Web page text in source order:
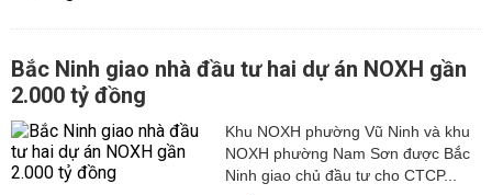
Bắc Ninh giao nhà đầu tư hai dự án NOXH gần
2.000 tỷ đồng
Khu NOXH phường Vũ Ninh và khu
NOXH phường Nam Sơn được Bắc
Ninh giao chủ đầu tư cho CTCP...